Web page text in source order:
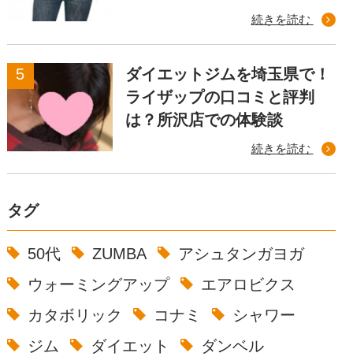
続きを読む
ダイエットジムを埼玉県で！
ライザップの口コミと評判
は？所沢店での体験談
続きを読む
タグ
50代 ZUMBA
アシュタンガヨガ
ウォーミングアップ
エアロビクス
カタボリック
コナミ
シャワー
ジム
ダイエット
ダンベル